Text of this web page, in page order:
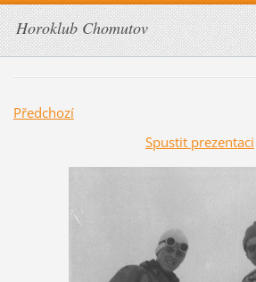
Horoklub Chomutov
Předchozí
Spustit prezentaci